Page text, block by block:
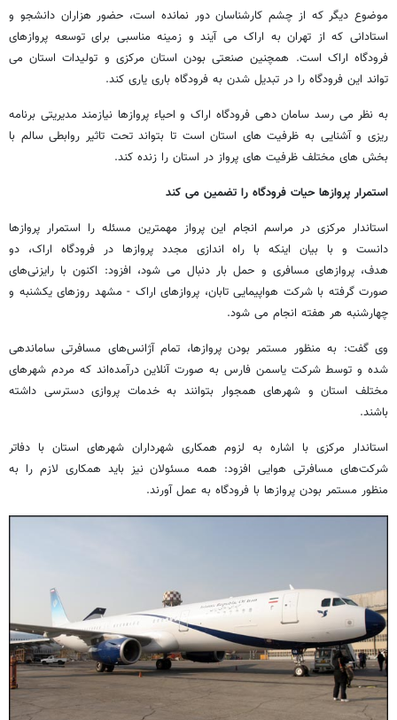
موضوع دیگر که از چشم کارشناسان دور نمانده است، حضور هزاران دانشجو و
استادانی که از تهران به اراک می آیند و زمینه مناسبی برای توسعه پروازهای
فرودگاه اراک است. همچنین صنعتی بودن استان مرکزی و تولیدات استان می
تواند این فرودگاه را در تبدیل شدن به فرودگاه باری یاری کند.
به نظر می رسد سامان دهی فرودگاه اراک و احیاء پروازها نیازمند مدیریتی برنامه
ریزی و آشنایی به ظرفیت های استان است تا بتواند تحت تاثیر روابطی سالم با
بخش های مختلف ظرفیت های پرواز در استان را زنده کند.
استمرار پروازها حیات فرودگاه را تضمین می کند
استاندار مرکزی در مراسم انجام این پرواز مهمترین مسئله‌ را استمرار پروازها
دانست و با بیان اینکه با راه اندازی مجدد پروازها در فرودگاه اراک، دو
هدف، پروازهای مسافری و حمل بار دنبال می شود، افزود: اکنون با رایزنی‌های
صورت گرفته با شرکت هواپیمایی تابان، پروازهای اراک - مشهد روزهای یکشنبه و
چهارشنبه هر هفته انجام می‌ شود.
وی گفت: به منظور مستمر بودن پروازها، تمام آژانس‌های مسافرتی ساماندهی
شده و توسط شرکت یاسمن فارس به صورت آنلاین درآمده‌اند که مردم شهرهای
مختلف استان و شهرهای همجوار بتوانند به خدمات پروازی دسترسی داشته
باشند.
استاندار مرکزی با اشاره به لزوم همکاری شهرداران شهرهای استان با دفاتر
شرکت‌های مسافرتی هوایی افزود: همه مسئولان نیز باید همکاری لازم را به
منظور مستمر بودن پروازها با فرودگاه به عمل آورند.